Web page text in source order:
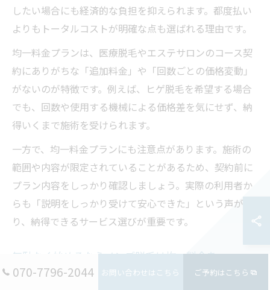
したい場合にも経済的な負担を抑えられます。都度払い
よりもトータルコストが明確な点も選ばれる理由です。
均一料金プランは、医療脱毛やエステサロンのコース契
約にありがちな「追加料金」や「回数ごとの価格変動」
がないのが特徴です。例えば、ヒゲ脱毛を希望する場合
でも、回数や使用する機械による価格差を気にせず、納
得いくまで施術を受けられます。
一方で、均一料金プランにも注意点があります。施術の
範囲や内容が限定されていることがあるため、契約前に
プラン内容をしっかり確認しましょう。実際の利用者か
らも「説明をしっかり受けて安心できた」という声があ
り、納得できるサービス選びが重要です。
無駄なく始めるならメンズ脱毛は均一料金を
メンズ脱毛を無駄なく始めたい方には、均一料金プラン
070-7796-2044 お問い合わせはこちら ご予約はこちら